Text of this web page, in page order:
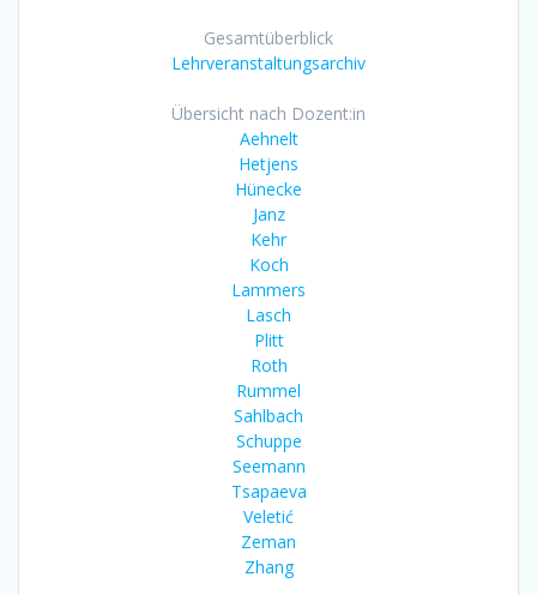
Gesamtüberblick
Lehrveranstaltungsarchiv
Übersicht nach Dozent:in
Aehnelt
Hetjens
Hünecke
Janz
Kehr
Koch
Lammers
Lasch
Plitt
Roth
Rummel
Sahlbach
Schuppe
Seemann
Tsapaeva
Veletić
Zeman
Zhang